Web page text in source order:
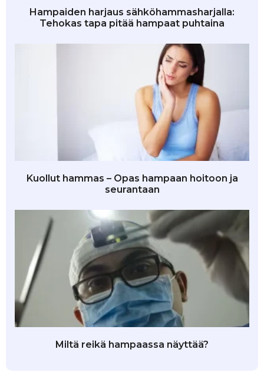
Hampaiden harjaus sähköhammasharjalla:
Tehokas tapa pitää hampaat puhtaina
Kuollut hammas – Opas hampaan hoitoon ja
seurantaan
Miltä reikä hampaassa näyttää?